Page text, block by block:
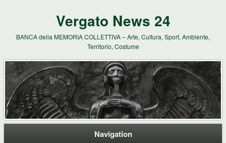
Vergato News 24
BANCA della MEMORIA COLLETTIVA – Arte, Cultura, Sport, Ambiente,
Territorio, Costume
Navigation